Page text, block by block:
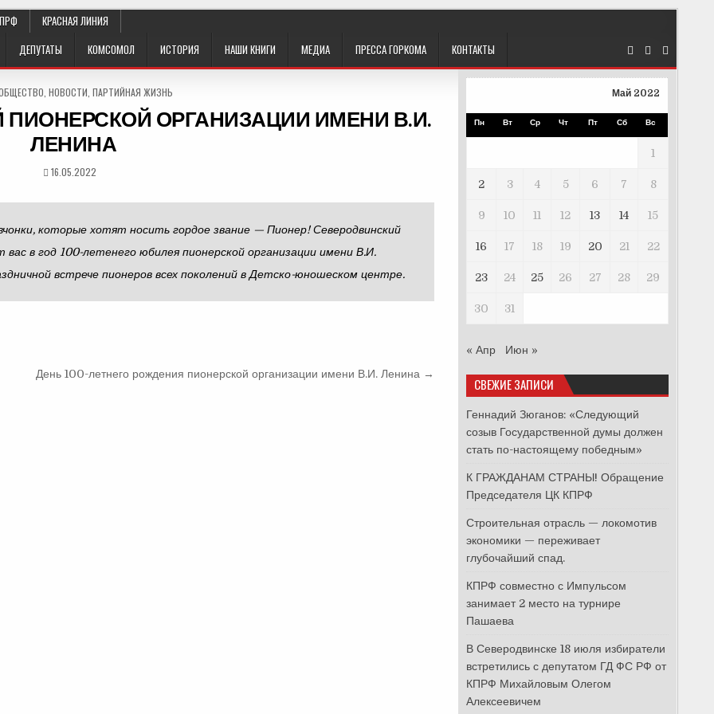
КРАСНАЯ ЛИНИЯ
ДЕПУТАТЫ КОМСОМОЛ ИСТОРИЯ НАШИ КНИГИ МЕДИА ПРЕССА ГОРКОМА КОНТАКТЫ
НОВОСТИ ПАРТИЙНАЯ ЖИЗНЬ
ОРГАНИЗАЦИИ ИМЕНИ В.И.
ЛЕНИНА
16.05.2022
которые хотят носить гордое звание — Пионер! Северодвинский
в год 100-летенего юбилея пионерской организации имени В.И.
встрече пионеров всех поколений в Детско-юношеском центре.
День 100-летнего рождения пионерской организации имени В.И. Ленина →
Май 2022
Пн Вт Ср Чт Пт Сб Вс
1
2 3 4 5 6 7 8
9 10 11 12 13 14 15
16 17 18 19 20 21 22
23 24 25 26 27 28 29
30 31
« Апр Июн »
СВЕЖИЕ ЗАПИСИ
Геннадий Зюганов: «Следующий
созыв Государственной думы должен
стать по-настоящему победным»
К ГРАЖДАНАМ СТРАНЫ! Обращение
Председателя ЦК КПРФ
Строительная отрасль — локомотив
экономики — переживает
глубочайший спад.
КПРФ совместно с Импульсом
занимает 2 место на турнире
Пашаева
В Северодвинске 18 июля избиратели
встретились с депутатом ГД ФС РФ от
КПРФ Михайловым Олегом
Алексеевичем